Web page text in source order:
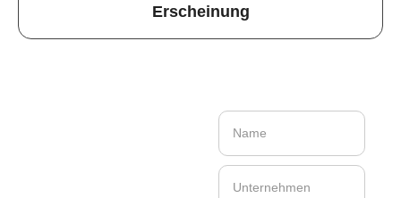
Erscheinung